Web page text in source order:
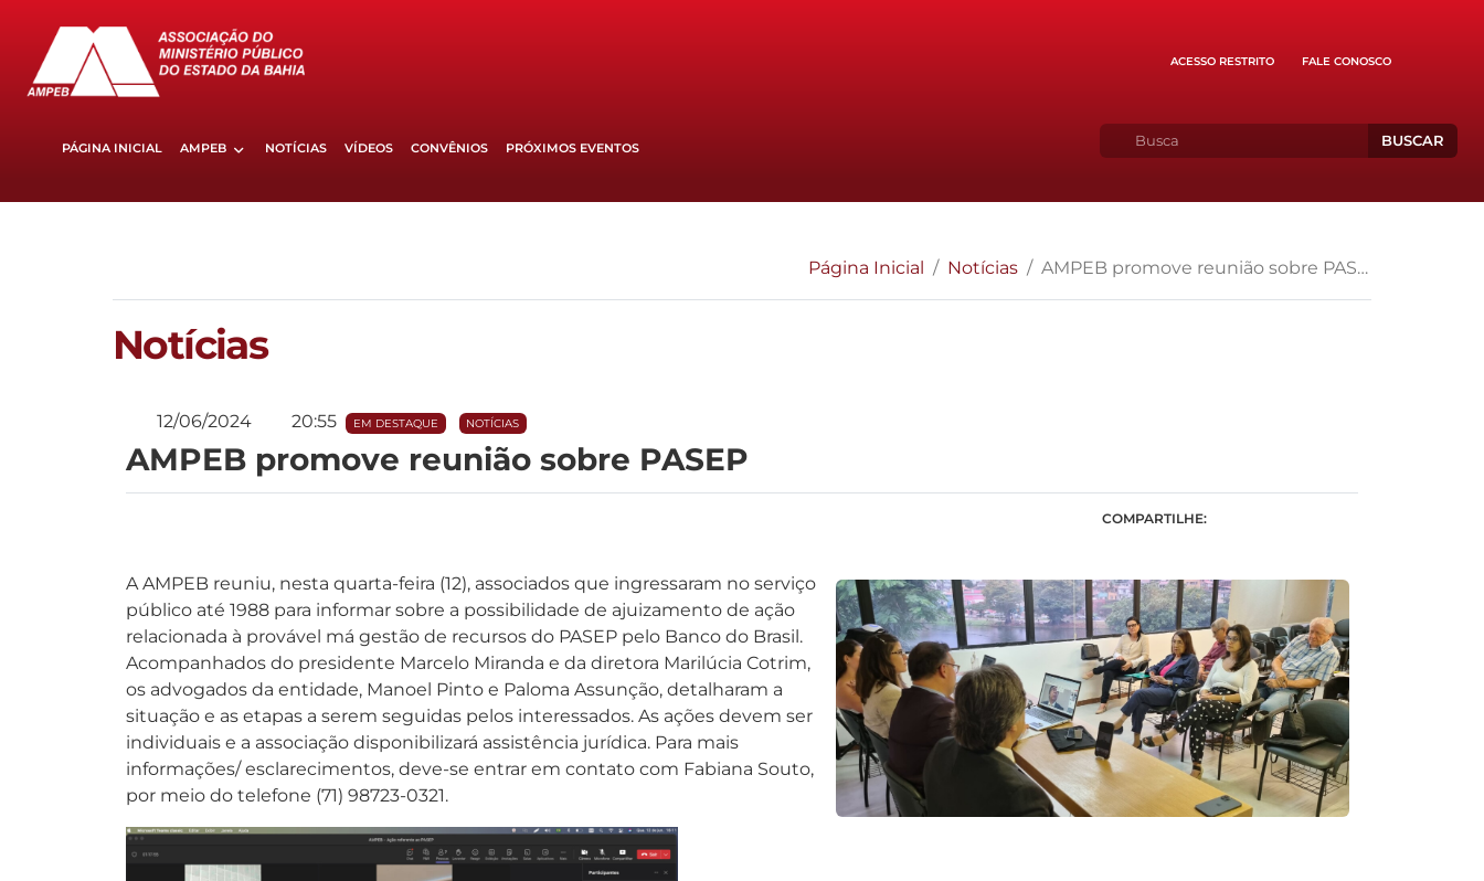
ACESSO RESTRITO FALE CONOSCO
PÁGINA INICIAL AMPEB NOTÍCIAS VÍDEOS CONVÊNIOS PRÓXIMOS EVENTOS BUSCAR
Página Inicial Notícias AMPEB promove reunião sobre PASEP
Notícias
12/06/2024 20:55 EM DESTAQUE NOTÍCIAS
AMPEB promove reunião sobre PASEP
COMPARTILHE:
A AMPEB reuniu, nesta quarta-feira (12), associados que ingressaram no serviço
público até 1988 para informar sobre a possibilidade de ajuizamento de ação
relacionada à provável má gestão de recursos do PASEP pelo Banco do Brasil.
Acompanhados do presidente Marcelo Miranda e da diretora Marilúcia Cotrim,
os advogados da entidade, Manoel Pinto e Paloma Assunção, detalharam a
situação e as etapas a serem seguidas pelos interessados. As ações devem ser
individuais e a associação disponibilizará assistência jurídica. Para mais
informações/ esclarecimentos, deve-se entrar em contato com Fabiana Souto,
por meio do telefone (71) 98723-0321.